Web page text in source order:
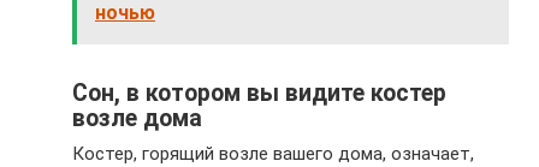
ночью
Сон, в котором вы видите костер
возле дома
Костер, горящий возле вашего дома, означает,